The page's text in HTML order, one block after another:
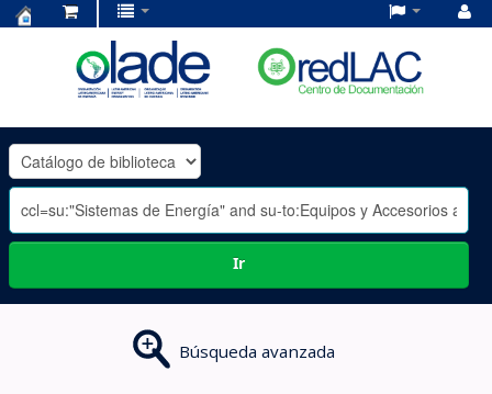
OLADE
-
Ir
Búsqueda avanzada